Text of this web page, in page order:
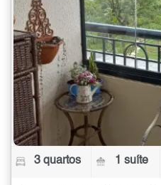
3 quartos 1 suíte